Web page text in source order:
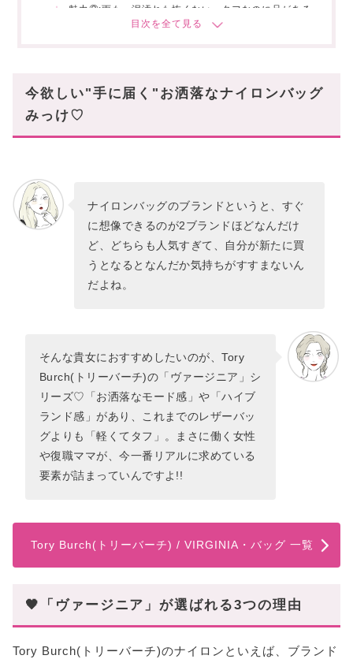
魅力③:雨も、泥汚れも怖くない。タフなのに品がある
2. ヴァージニア ベルトバッグ(ボディバッグ)
3. ヴァージニア バケットバッグ(巾着型)
ュー動画も✓
タフなナイロンバッグを日々の相棒に!!
今欲しい"手に届く"お洒落なナイロンバッグ
みっけ♡
ナイロンバッグのブランドというと、すぐ
に想像できるのが2ブランドほどなんだけ
ど、どちらも人気すぎて、自分が新たに買
うとなるとなんだか気持ちがすすまないん
だよね。
そんな貴女におすすめしたいのが、Tory
Burch(トリーバーチ)の「ヴァージニア」シ
リーズ♡「お洒落なモード感」や「ハイブ
ランド感」があり、これまでのレザーバッ
グよりも「軽くてタフ」。まさに働く女性
や復職ママが、今一番リアルに求めている
要素が詰まっていんですよ!!
Tory Burch(トリーバーチ) / VIRGINIA・バッグ 一覧
🖤「ヴァージニア」が選ばれる3つの理由
Tory Burch(トリーバーチ)のナイロンといえば、ブランド